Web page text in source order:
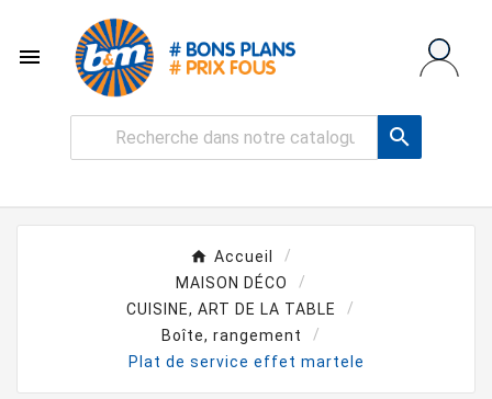


Accueil
MAISON DÉCO
CUISINE, ART DE LA TABLE
Boîte, rangement
Plat de service effet martele